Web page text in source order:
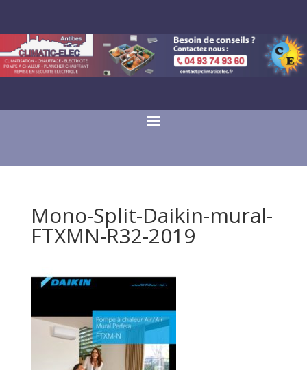
Mono-Split-Daikin-mural-
FTXMN-R32-2019